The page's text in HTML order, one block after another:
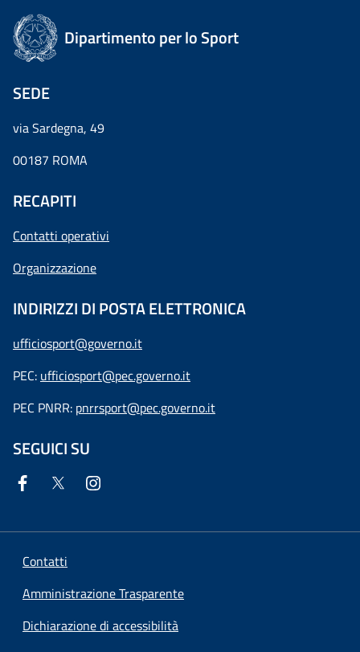
Dipartimento per lo Sport
SEDE
via Sardegna, 49
00187 ROMA
RECAPITI
Contatti operativi
Organizzazione
INDIRIZZI DI POSTA ELETTRONICA
ufficiosport@governo.it
PEC: ufficiosport@pec.governo.it
PEC PNRR: pnrrsport@pec.governo.it
SEGUICI SU
Contatti
Amministrazione Trasparente
Dichiarazione di accessibilità